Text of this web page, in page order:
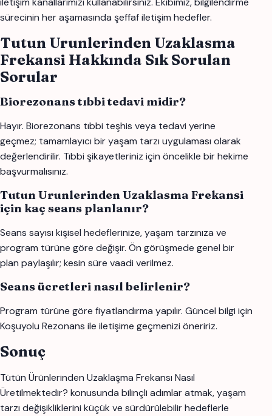
sürecinin her aşamasında şeffaf iletişim hedefler.
Tutun Urunlerinden Uzaklasma
Frekansi Hakkında Sık Sorulan
Sorular
Biorezonans tıbbi tedavi midir?
Hayır. Biorezonans tıbbi teşhis veya tedavi yerine
geçmez; tamamlayıcı bir yaşam tarzı uygulaması olarak
değerlendirilir. Tıbbi şikayetleriniz için öncelikle bir hekime
başvurmalısınız.
Tutun Urunlerinden Uzaklasma Frekansi
için kaç seans planlanır?
Seans sayısı kişisel hedeflerinize, yaşam tarzınıza ve
program türüne göre değişir. Ön görüşmede genel bir
plan paylaşılır; kesin süre vaadi verilmez.
Seans ücretleri nasıl belirlenir?
Program türüne göre fiyatlandırma yapılır. Güncel bilgi için
Koşuyolu Rezonans ile iletişime geçmenizi öneririz.
Sonuç
Tütün Ürünlerinden Uzaklaşma Frekansı Nasıl
Üretilmektedir? konusunda bilinçli adımlar atmak, yaşam
tarzı değişikliklerini küçük ve sürdürülebilir hedeflerle